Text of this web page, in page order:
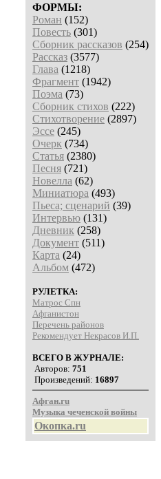
ФОРМЫ:
Роман (152)
Повесть (301)
Сборник рассказов (254)
Рассказ (3577)
Глава (1218)
Фрагмент (1942)
Поэма (73)
Сборник стихов (222)
Стихотворение (2897)
Эссе (245)
Очерк (734)
Статья (2380)
Песня (721)
Новелла (62)
Миниатюра (493)
Пьеса; сценарий (39)
Интервью (131)
Дневник (258)
Документ (511)
Карта (24)
Альбом (472)
РУЛЕТКА:
Матрос Спн
Афганистон
Перечень районов
Рекомендует Некрасов И.П.
ВСЕГО В ЖУРНАЛЕ:
Авторов: 751
Произведений: 16897
Афган.ru
Музыка чеченской войны
Окопка.ru